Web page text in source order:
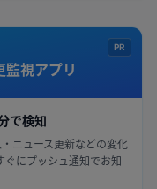
PR
視アプリ
で検知
ニュース更新などの変化
にプッシュ通知でお知